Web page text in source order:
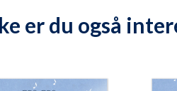
er du også